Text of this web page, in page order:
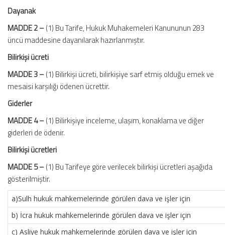
Dayanak
MADDE 2 –(1) Bu Tarife, Hukuk Muhakemeleri Kanununun 283
üncü maddesine dayanılarak hazırlanmıştır.
Bilirkişi ücreti
MADDE 3 –(1) Bilirkişi ücreti, bilirkişiye sarf etmiş olduğu emek ve
mesaisi karşılığı ödenen ücrettir.
Giderler
MADDE 4 –(1) Bilirkişiye inceleme, ulaşım, konaklama ve diğer
giderleri de ödenir.
Bilirkişi ücretleri
MADDE 5 –(1) Bu Tarifeye göre verilecek bilirkişi ücretleri aşağıda
gösterilmiştir.
a)Sulh hukuk mahkemelerinde görülen dava ve işler için
b) İcra hukuk mahkemelerinde görülen dava ve işler için
c) Asliye hukuk mahkemelerinde görülen dava ve işler için